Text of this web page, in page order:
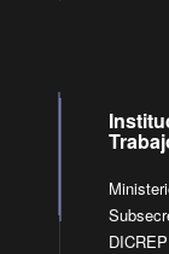
DICREP